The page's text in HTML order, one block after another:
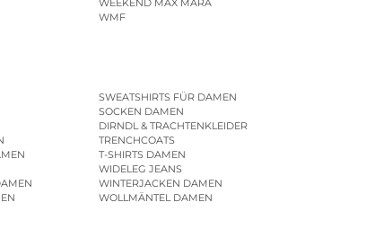
WEEKEND MAX MARA
WMF
SWEATSHIRTS FÜR DAMEN
SOCKEN DAMEN
DIRNDL & TRACHTENKLEIDER
TRENCHCOATS
T-SHIRTS DAMEN
WIDELEG JEANS
WINTERJACKEN DAMEN
WOLLMÄNTEL DAMEN